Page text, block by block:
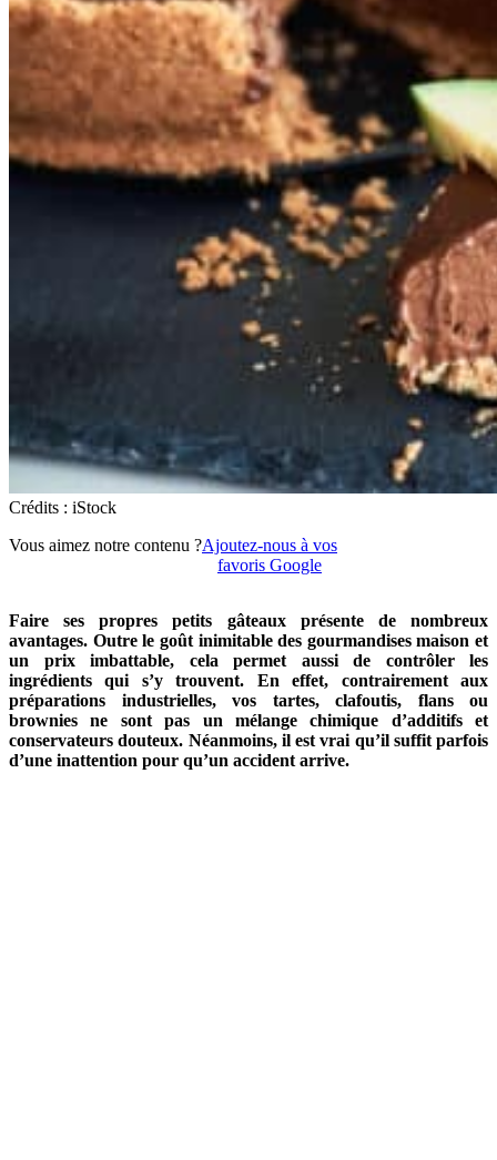
Crédits : iStock
Vous aimez notre contenu ?Ajoutez-nous à vos
favoris Google
Faire ses propres petits gâteaux présente de nombreux
avantages. Outre le goût inimitable des gourmandises maison et
un prix imbattable, cela permet aussi de contrôler les
ingrédients qui s’y trouvent. En effet, contrairement aux
préparations industrielles, vos tartes, clafoutis, flans ou
brownies ne sont pas un mélange chimique d’additifs et
conservateurs douteux. Néanmoins, il est vrai qu’il suffit parfois
d’une inattention pour qu’un accident arrive.